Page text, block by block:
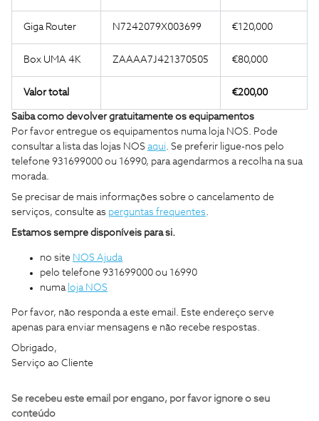
Giga Router N7242079X003699 €120,000
Box UMA 4K ZAAAA7J421370505 €80,000
Valor total €200,00
Saiba como devolver gratuitamente os equipamentos
Por favor entregue os equipamentos numa loja NOS. Pode
consultar a lista das lojas NOS aqui. Se preferir ligue-nos pelo
telefone 931699000 ou 16990, para agendarmos a recolha na sua
morada.
Se precisar de mais informações sobre o cancelamento de
serviços, consulte as perguntas frequentes.
Estamos sempre disponíveis para si.
no site NOS Ajuda
pelo telefone 931699000 ou 16990
numa loja NOS
Por favor, não responda a este email. Este endereço serve
apenas para enviar mensagens e não recebe respostas.
Obrigado,
Serviço ao Cliente
Se recebeu este email por engano, por favor ignore o seu
conteúdo